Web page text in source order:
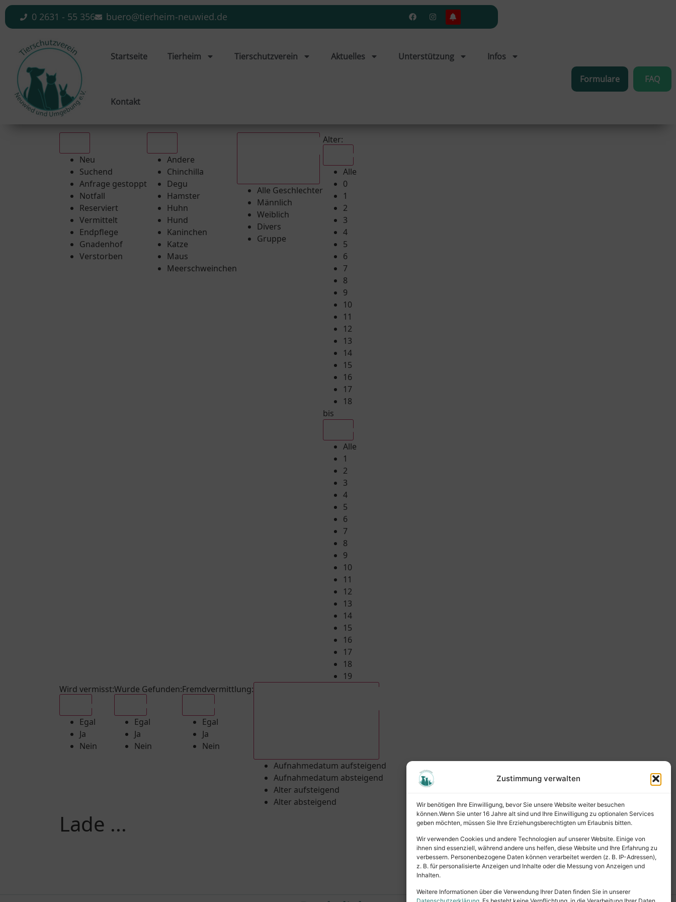
Zustimmung verwalten
Wir benötigen Ihre Einwilligung, bevor Sie unsere Website weiter besuchen
können.Wenn Sie unter 16 Jahre alt sind und Ihre Einwilligung zu optionalen Services
geben möchten, müssen Sie Ihre Erziehungsberechtigten um Erlaubnis bitten.
Wir verwenden Cookies und andere Technologien auf unserer Website. Einige von
ihnen sind essenziell, während andere uns helfen, diese Website und Ihre Erfahrung zu
verbessern. Personenbezogene Daten können verarbeitet werden (z. B. IP-Adressen),
z. B. für personalisierte Anzeigen und Inhalte oder die Messung von Anzeigen und
Inhalten.
Weitere Informationen über die Verwendung Ihrer Daten finden Sie in unserer
0 2631 - 55 356 buero@tierheim-neuwied.de
Startseite Tierheim Tierschutzverein Aktuelles Unterstützung Infos
Kontakt
Formulare FAQ
Neu
Suchend
Anfrage gestoppt
Notfall
Reserviert
Vermittelt
Endpflege
Gnadenhof
Verstorben
Andere
Chinchilla
Degu
Hamster
Huhn
Hund
Kaninchen
Katze
Maus
Meerschweinchen
Alle Geschlechter
Männlich
Weiblich
Divers
Gruppe
Alter:
Alle
0
1
2
3
4
5
6
7
8
9
10
11
12
13
14
15
16
17
18
bis
Alle
1
2
3
4
5
6
7
8
9
10
11
12
13
14
15
16
17
18
19
Wird vermisst:
Egal
Ja
Nein
Wurde Gefunden:
Egal
Ja
Nein
Fremdvermittlung:
Egal
Ja
Nein
Aufnahmedatum aufsteigend
Aufnahmedatum absteigend
Alter aufsteigend
Alter absteigend
Lade ...